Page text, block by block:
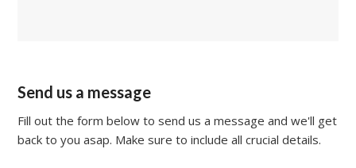
Send us a message
Fill out the form below to send us a message and we'll get
back to you asap. Make sure to include all crucial details.